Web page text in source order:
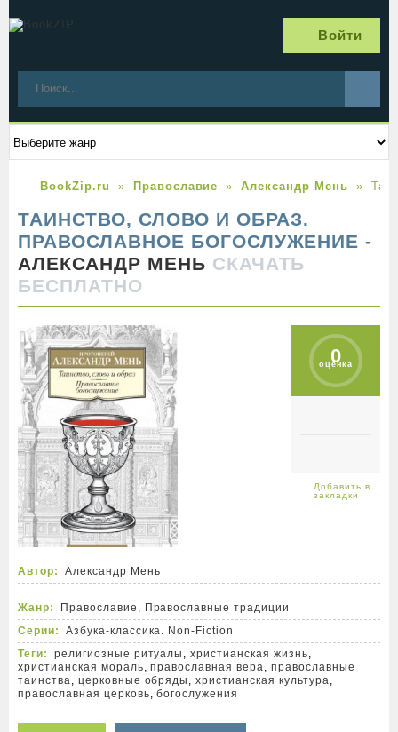
Войти
BookZip.ru Православие Александр Мень
ТАИНСТВО, СЛОВО И ОБРАЗ.
ПРАВОСЛАВНОЕ БОГОСЛУЖЕНИЕ -
АЛЕКСАНДР МЕНЬ СКАЧАТЬ
БЕСПЛАТНО
0
оценка
Автор: Александр Мень
Жанр: Православие , Православные традиции
Серии:
Азбука-классика. Non-Fiction
Теги:
религиозные ритуалы ,христианская жизнь,
христианская мораль,православная вера,православные
таинства, церковные обряды ,христианская культура,
православная церковь,богослужения